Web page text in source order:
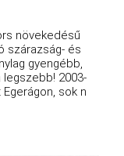
növekedésű
szárazság- és
gyengébb,
2003-
sok n